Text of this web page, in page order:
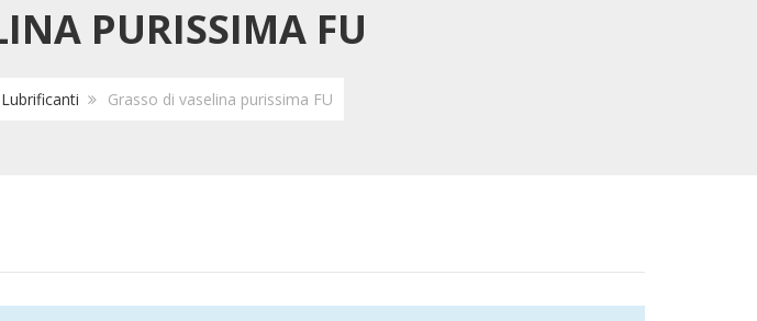
PURISSIMA FU
Lubrificanti Grasso di vaselina purissima FU